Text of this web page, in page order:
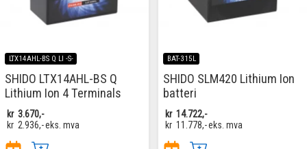
LTX14AHL-BS Q LI -S-
SHIDO LTX14AHL-BS Q
Lithium Ion 4 Terminals
kr 3.670,-
kr 2.936,-eks. mva
BAT-315L
SHIDO SLM420 Lithium Ion
batteri
kr 14.722,-
kr 11.778,-eks. mva